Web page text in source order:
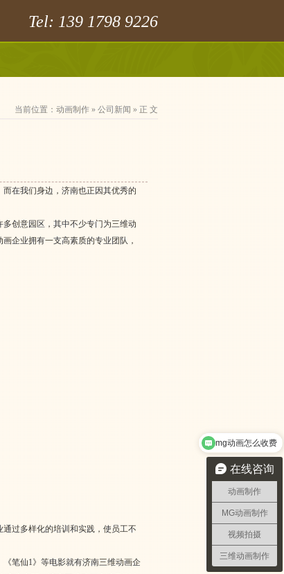
Tel: 139 1798 9226
当前位置：动画制作»公司新闻» 正 文
在我们身边，济南也正因其优秀的
创意园区，其中不少专门为三维动
企业拥有一支高素质的专业团队，
过多样化的培训和实践，使员工不
笔仙1》等电影就有济南三维动画企
在线咨询
动画制作
MG动画制作
视频拍摄
三维动画制作
mg动画怎么收费